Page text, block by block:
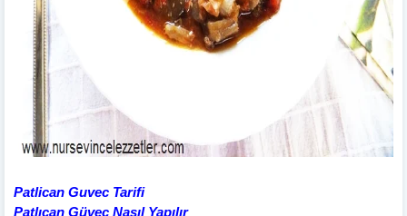
Patlican Guvec Tarifi
Patlıcan Güveç Nasıl Yapılır